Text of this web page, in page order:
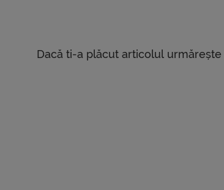
Dacă ti-a plăcut articolul urmărește